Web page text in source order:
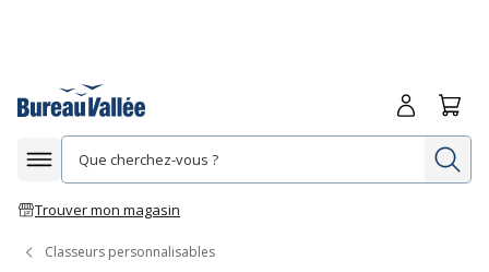
Afficher la navigation
Trouver mon magasin
Me
Classeurs personnalisables